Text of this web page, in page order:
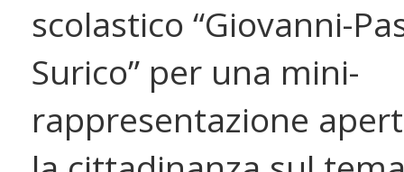
scolastico “Giovanni-
Surico” per una mini-
rappresentazione